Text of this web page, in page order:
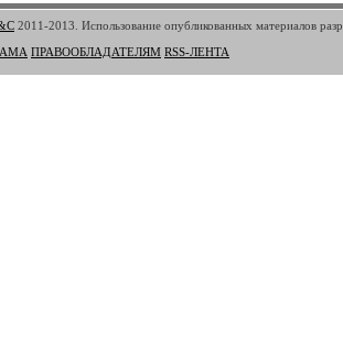
2011-2013. Использование опубликованных материалов
ПРАВООБЛАДАТЕЛЯМ RSS-ЛЕНТА